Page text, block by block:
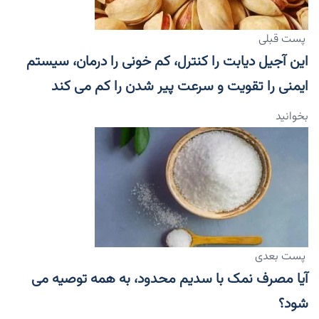
پست قبلی
این آجیل دیابت را کنترل، کم خونی را درمان، سیستم
ایمنی را تقویت و سرعت پیر شدن را کم می کند
بخوانید
پست بعدی
آیا مصرف نمک با سدیم محدود، به همه توصیه می
شود؟